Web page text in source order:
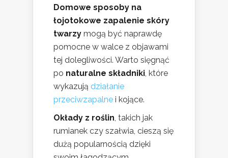
Domowe sposoby na
łojotokowe zapalenie skóry
twarzy mogą być naprawdę
pomocne w walce z objawami
tej dolegliwości. Warto sięgnąć
po naturalne składniki, które
wykazują działanie
przeciwzapalne i kojące.
Okłady z roślin, takich jak
rumianek czy szałwia, cieszą się
dużą popularnością dzięki